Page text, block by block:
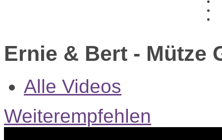
Ernie & Bert - Mütze
Alle Videos
Weiterempfehlen